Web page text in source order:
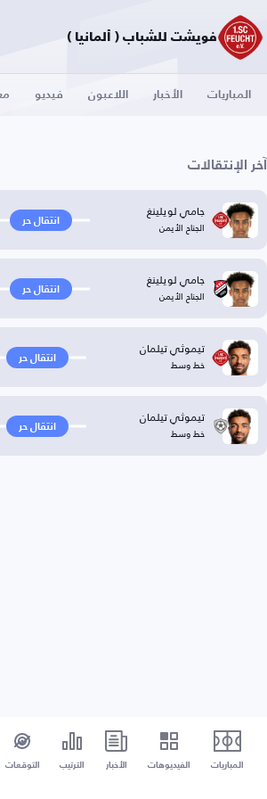
فويشت للشباب ( ألمانيا )
المباريات الأخبار اللاعبون فيديو
آخر الإنتقالات
جامي لويلينغ
الجناح الأيمن انتقال حر
جامي لويلينغ
الجناح الأيمن انتقال حر
تيموثي تيلمان
خط وسط انتقال حر
تيموثي تيلمان
خط وسط انتقال حر
المباريات الفيديوهات الأخبار الترتيب التوقعات